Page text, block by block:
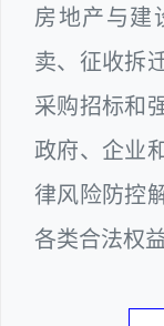
房地产与建
卖、征收拆
采购招标和
政府、企业
律风险防控
各类合法权